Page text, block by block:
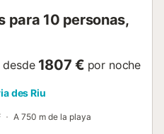
para 10 personas,
desde 1807 € por noche
des Riu
A 750 m de la playa